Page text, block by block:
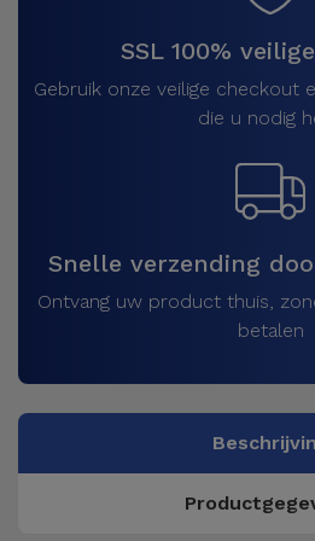
SSL 100%
Gebruik onze veilige checkout
die u nodig
Snelle verzending
Ontvang uw product thuis,
betalen